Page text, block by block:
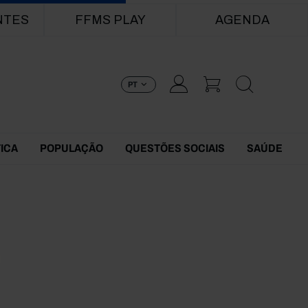
FFMS PLAY AGENDA
PT
POPULAÇÃO QUESTÕES SOCIAIS SAÚDE